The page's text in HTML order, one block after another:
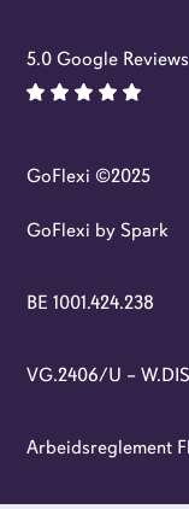
5.0 Google Reviews
GoFlexi ©2025
GoFlexi by Spark
BE 1001.424.238
VG.2406/U –
Arbeidsreglement